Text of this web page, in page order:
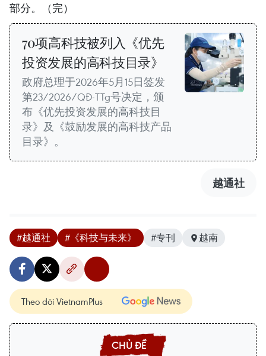
部分。（完）
70项高科技被列入《优先
投资发展的高科技目录》
政府总理于2026年5月15日签发
第23/2026/QĐ-TTg号决定，颁
布《优先投资发展的高科技目
录》及《鼓励发展的高科技产品
目录》。
越通社
#越通社 #《科技与未来》 #专刊 越南
Theo dõi VietnamPlus